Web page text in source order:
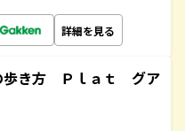
詳細を見る
歩き方 Ｐｌａｔ グア